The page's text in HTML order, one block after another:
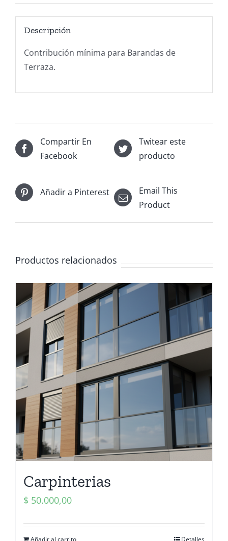
Descripción
Contribución mínima para Barandas de
Terraza.
Compartir En
Facebook
Twitear este
producto
Añadir a Pinterest
Email This
Product
Productos relacionados
Carpinterias
$ 50.000,00
Añadir al carrito Detalles